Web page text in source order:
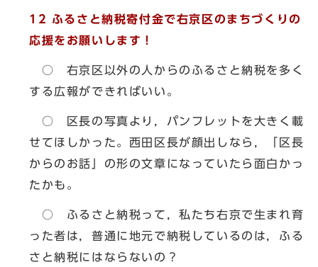
12 ふるさと納税寄付金で右京区のまちづくりの
応援をお願いします！
○ 右京区以外の人からのふるさと納税を多く
する広報ができればいい。
○ 区長の写真より，パンフレットを大きく載
せてほしかった。西田区長が顔出しなら，「区長
からのお話」の形の文章になっていたら面白かっ
たかも。
○ ふるさと納税って，私たち右京で生まれ育
った者は，普通に地元で納税しているのは，ふる
さと納税にはならないの？